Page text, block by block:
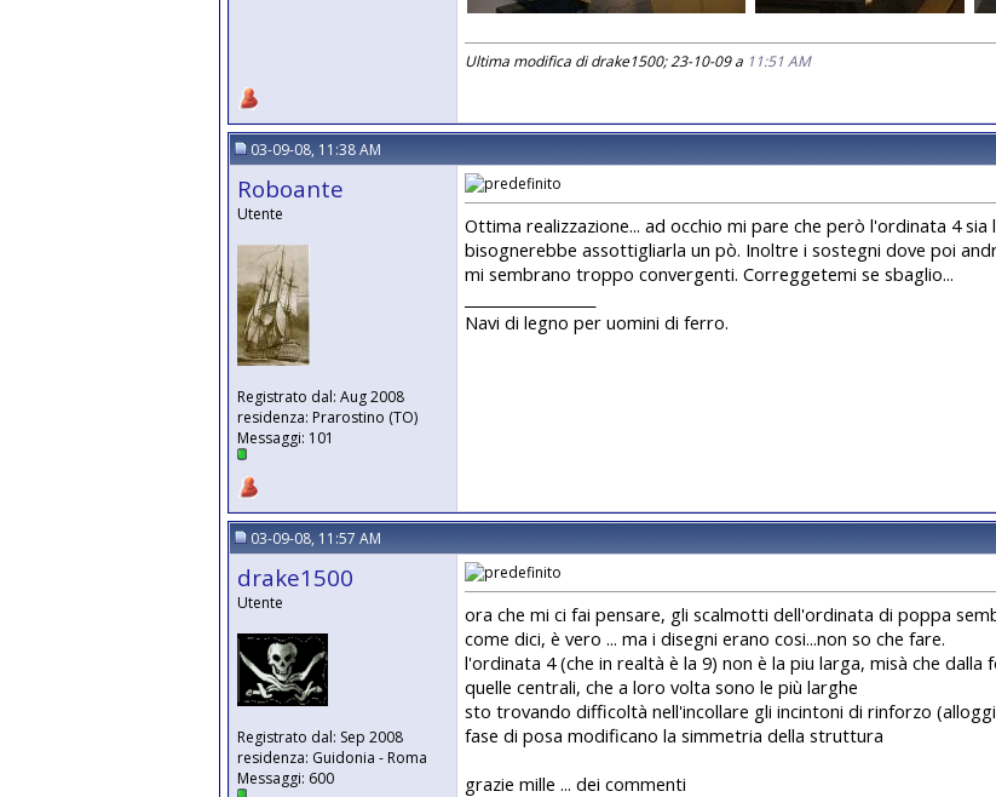
Ultima modifica di drake1500; 23-10-09 a 11:51 AM
03-09-08, 11:38 AM
Roboante
Utente
Registrato dal: Aug 2008
residenza: Prarostino (TO)
Messaggi: 101
Ottima realizzazione... ad occhio mi pare che però l'ordinata 4
bisognerebbe assottigliarla un pò. Inoltre i sostegni dove poi
mi sembrano troppo convergenti. Correggetemi se sbaglio...
Navi di legno per uomini di ferro.
03-09-08, 11:57 AM
drake1500
Utente
Registrato dal: Sep 2008
residenza: Guidonia - Roma
Messaggi: 600
ora che mi ci fai pensare, gli scalmotti dell'ordinata di poppa
come dici, è vero ... ma i disegni erano cosi...non so che fare.
l'ordinata 4 (che in realtà è la 9) non è la piu larga, misà che
quelle centrali, che a loro volta sono le più larghe
sto trovando difficoltà nell'incollare gli incintoni di rinforzo
fase di posa modificano la simmetria della struttura
grazie mille ... dei commenti